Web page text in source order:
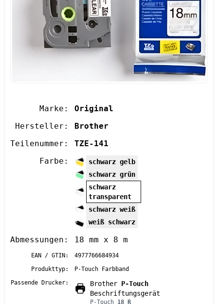
Marke:
Original
Hersteller:
Brother
Teilenummer:
TZE-141
Farbe:
schwarz gelb
schwarz grün
schwarz
transparent
schwarz weiß
weiß schwarz
Abmessungen: 18 mm x 8 m
EAN / GTIN:
4977766684934
Produkttyp:
P-Touch Farbband
Passende Drucker:
Brother P-Touch
Beschriftungsgerät
P-Touch 18 R